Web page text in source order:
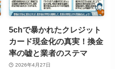
5chで暴かれたクレジット
カード現金化の真実！換金
率の嘘と業者のステマ
2026年4月27日